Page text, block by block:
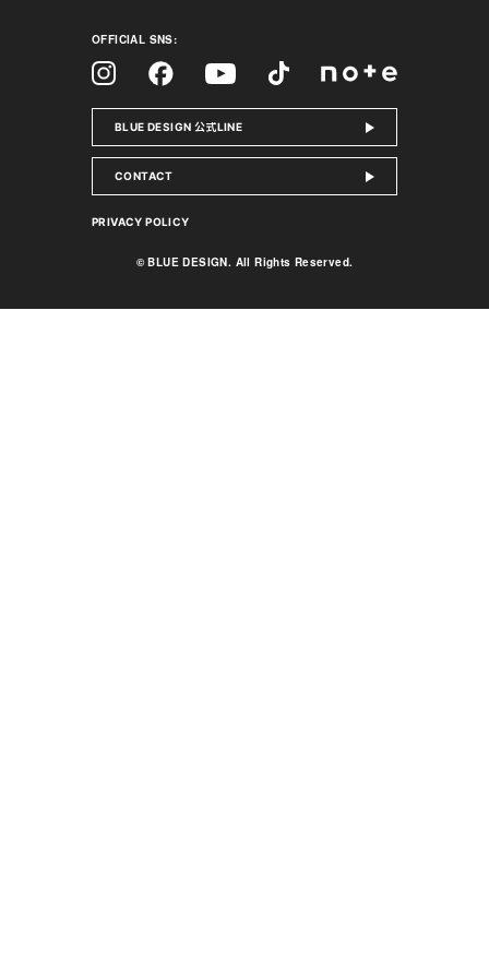
OFFICIAL SNS:
InstagramFacebookYouTubeTiktok
BLUE DESIGN 公式LINE
CONTACT
PRIVACY POLICY
© BLUE DESIGN. All Rights Reserved.